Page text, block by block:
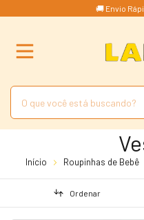
🚚 Envio
Início Roupinhas de Bebê
Ordenar